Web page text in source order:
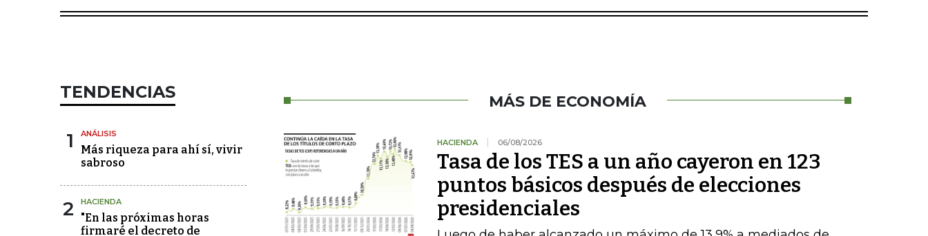
TENDENCIAS
1 ANÁLISIS
Más riqueza para ahí sí, vivir
sabroso
2 HACIENDA
"En las próximas horas
firmaré el decreto de
MÁS DE ECONOMÍA
HACIENDA 06/08/2026
Tasa de los TES a un año cayeron en 123
puntos básicos después de elecciones
presidenciales